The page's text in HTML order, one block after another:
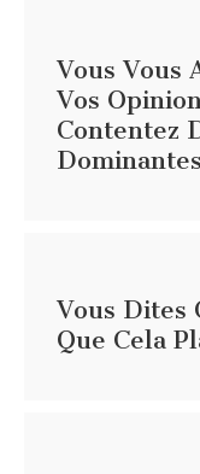
Vous Vous
Vos
Contentez
Dominantes
Vous Dites
Que Cela